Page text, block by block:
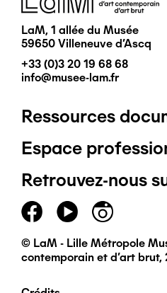
LaM, 1 allée du Musée
59650 Villeneuve d'Ascq
+33 (0)3 20 19 68 68
info@musee-lam.fr
Pied
de
page
principal
Ressources
Espace
Retrouvez-nous
© LaM - Lille Métropole
contemporain et d'art brut,